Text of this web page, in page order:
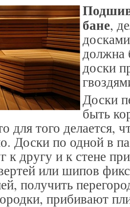
бане,
должна
доски
Доски
быть
для того делается,
Доски по одной в
к другу и к стене
или шипов
получить
прибивают